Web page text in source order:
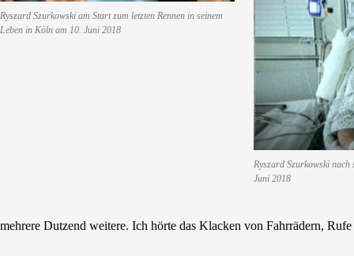
Ryszard Szurkowski am Start zum letzten Rennen in seinem
Leben in Köln am 10. Juni 2018
Ryszard Szurkowski
Juni 2018
mehrere Dutzend weitere. Ich hörte das Klacken von Fahrrädern,